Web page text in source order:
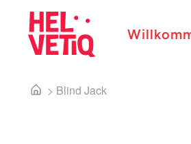
> Blind Jack